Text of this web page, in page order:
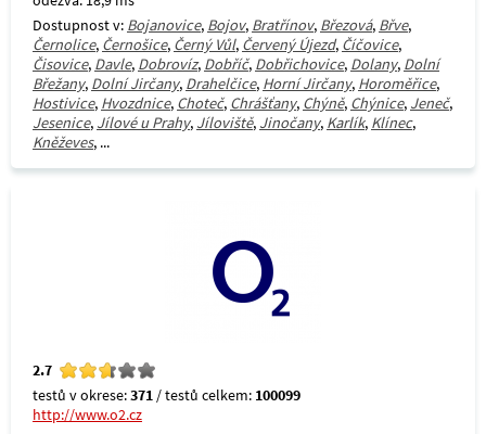
Dostupnost v: Bojanovice, Bojov, Bratřínov, Březová, Břve,
Černolice, Černošice, Černý Vůl, Červený Újezd, Číčovice,
Čisovice, Davle, Dobrovíz, Dobříč, Dobřichovice, Dolany, Dolní
Břežany, Dolní Jirčany, Drahelčice, Horní Jirčany, Horoměřice,
Hostivice, Hvozdnice, Choteč, Chrášťany, Chýně, Chýnice, Jeneč,
Jesenice, Jílové u Prahy, Jíloviště, Jinočany, Karlík, Klínec,
Kněževes, ...
2.7
testů v okrese:371 / testů celkem: 100099
http://www.o2.cz